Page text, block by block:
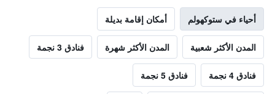
أحياء في ستوكهولم أمكان إقامة بديلة
المدن الأكثر شعبية المدن الأكثر شهرة فنادق 3 نجمة
فنادق 4 نجمة فنادق 5 نجمة